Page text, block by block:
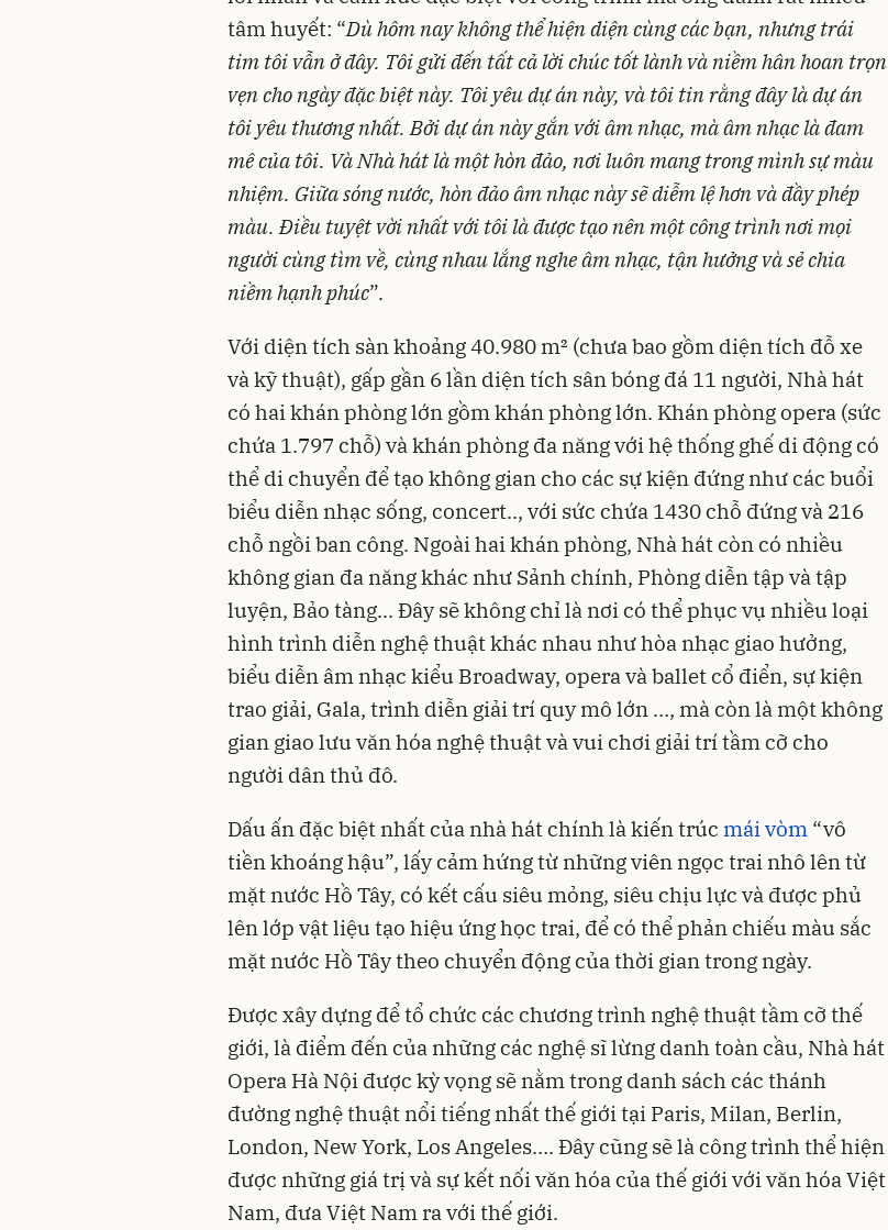
tâm huyết: “Dù hôm nay không thể hiện diện cùng các bạn, nhưng trái
tim tôi vẫn ở đây. Tôi gửi đến tất cả lời chúc tốt lành và niềm hân hoan trọn
vẹn cho ngày đặc biệt này. Tôi yêu dự án này, và tôi tin rằng đây là dự án
tôi yêu thương nhất. Bởi dự án này gắn với âm nhạc, mà âm nhạc là đam
mê của tôi. Và Nhà hát là một hòn đảo, nơi luôn mang trong mình sự màu
nhiệm. Giữa sóng nước, hòn đảo âm nhạc này sẽ diễm lệ hơn và đầy phép
màu. Điều tuyệt vời nhất với tôi là được tạo nên một công trình nơi mọi
người cùng tìm về, cùng nhau lắng nghe âm nhạc, tận hưởng và sẻ chia
niềm hạnh phúc”.
Với diện tích sàn khoảng 40.980 m² (chưa bao gồm diện tích đỗ xe
và kỹ thuật), gấp gần 6 lần diện tích sân bóng đá 11 người, Nhà hát
có hai khán phòng lớn gồm khán phòng lớn. Khán phòng opera (sức
chứa 1.797 chỗ) và khán phòng đa năng với hệ thống ghế di động có
thể di chuyển để tạo không gian cho các sự kiện đứng như các buổi
biểu diễn nhạc sống, concert.., với sức chứa 1430 chỗ đứng và 216
chỗ ngồi ban công. Ngoài hai khán phòng, Nhà hát còn có nhiều
không gian đa năng khác như Sảnh chính, Phòng diễn tập và tập
luyện, Bảo tàng... Đây sẽ không chỉ là nơi có thể phục vụ nhiều loại
hình trình diễn nghệ thuật khác nhau như hòa nhạc giao hưởng,
biểu diễn âm nhạc kiểu Broadway, opera và ballet cổ điển, sự kiện
trao giải, Gala, trình diễn giải trí quy mô lớn …, mà còn là một không
gian giao lưu văn hóa nghệ thuật và vui chơi giải trí tầm cỡ cho
người dân thủ đô.
Dấu ấn đặc biệt nhất của nhà hát chính là kiến trúc mái vòm “vô
tiền khoáng hậu”, lấy cảm hứng từ những viên ngọc trai nhô lên từ
mặt nước Hồ Tây, có kết cấu siêu mỏng, siêu chịu lực và được phủ
lên lớp vật liệu tạo hiệu ứng học trai, để có thể phản chiếu màu sắc
mặt nước Hồ Tây theo chuyển động của thời gian trong ngày.
Được xây dựng để tổ chức các chương trình nghệ thuật tầm cỡ thế
giới, là điểm đến của những các nghệ sĩ lừng danh toàn cầu, Nhà hát
Opera Hà Nội được kỳ vọng sẽ nằm trong danh sách các thánh
đường nghệ thuật nổi tiếng nhất thế giới tại Paris, Milan, Berlin,
London, New York, Los Angeles…. Đây cũng sẽ là công trình thể hiện
được những giá trị và sự kết nối văn hóa của thế giới với văn hóa Việt
Nam, đưa Việt Nam ra với thế giới.